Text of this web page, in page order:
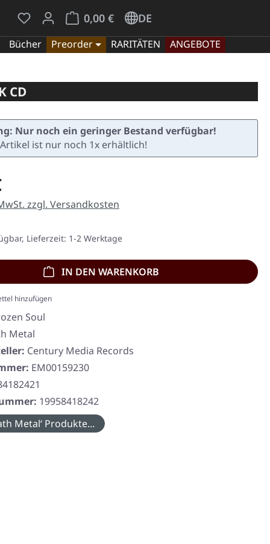
Du hast 0 Produkte auf dem Merkzettel
0,00 €
Warenkorb enthält 0 Positionen. Der
DE
Bücher Preorder RARITÄTEN ANGEBOTE
CD
Nur noch ein geringer Bestand verfügbar!
ist nur noch 1x erhältlich!
zzgl. Versandkosten
Lieferzeit: 1-2 Werktage
IN DEN WARENKORB
hinzufügen
Soul
Metal
Century Media Records
EM00159230
19958418242
Metal‘ Produkte...